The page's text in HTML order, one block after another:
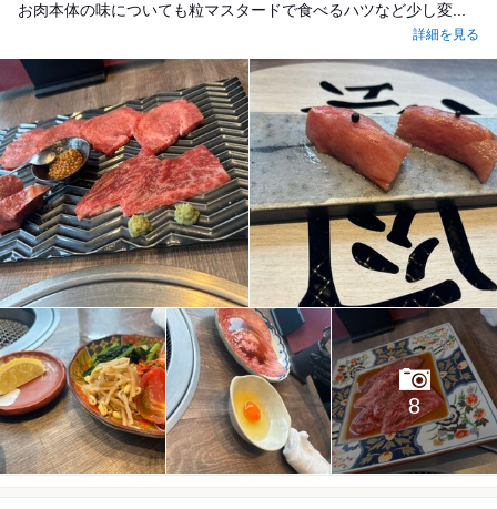
お肉本体の味についても粒マスタードで食べるハツなど少し変...
詳細を見る
8